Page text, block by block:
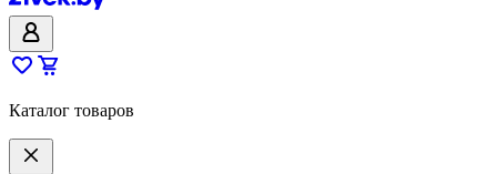
Каталог товаров